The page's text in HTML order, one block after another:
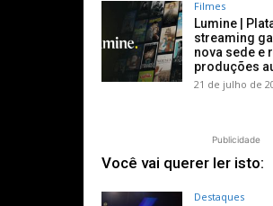
Filmes
Lumine |
streaming
nova sede e
produções
21 de julho de
Publicidade
Você vai querer ler isto:
Destaques